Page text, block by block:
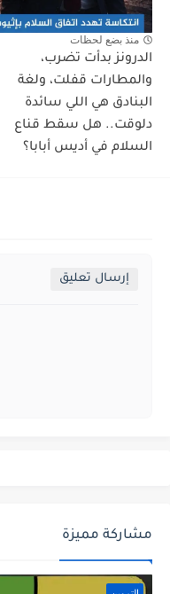
منذ بضع لحظات
الدرونز بدأت تضرب،
والمطارات قفلت، ولغة
البنادق هي اللي سائدة
دلوقت.. هل سقط قناع
السلام في أديس أبابا؟
إرسال تعليق
مشاركة مميزة